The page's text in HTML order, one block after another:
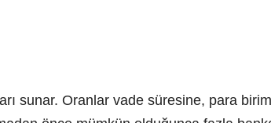
sunar. Oranlar vade süresine, para